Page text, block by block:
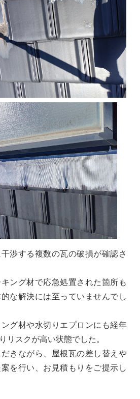
渉する複数の瓦の破損が確認さ
ング材で応急処置された箇所も
な解決には至っていませんでし
グ材や水切りエプロンにも経年
リスクが高い状態でした。
きながら、屋根瓦の差し替えや
を行い、お見積もりをご提示し